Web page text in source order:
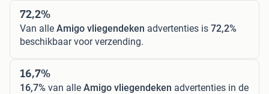
72,2%
Van alle Amigo vliegendeken advertenties is 72,2%
beschikbaar voor verzending.
16,7%
16,7% van alle Amigo vliegendeken advertenties in de